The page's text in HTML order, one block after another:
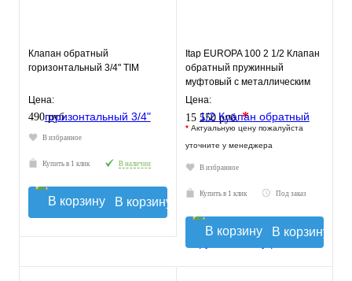
Клапан обратный
горизонтальный 3/4" TIM
Цена:
490 руб.
В избранное
Купить в 1 клик В наличии
В корзину
Itap EUROPA 100 2 1/2 Клапан
обратный пружинный
муфтовый с металлическим
седлом
Цена:
15 550 руб.*
* Актуальную цену пожалуйста
уточните у менеджера
В избранное
Купить в 1 клик Под заказ
В корзину